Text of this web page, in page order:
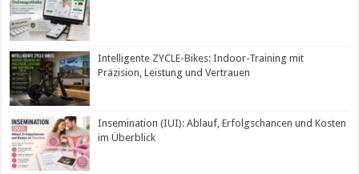
Intelligente ZYCLE-Bikes: Indoor-Training mit
Präzision, Leistung und Vertrauen
Insemination (IUI): Ablauf, Erfolgschancen und Kosten
im Überblick